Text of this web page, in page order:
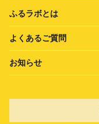
ふるラボとは
よくあるご質問
お知らせ